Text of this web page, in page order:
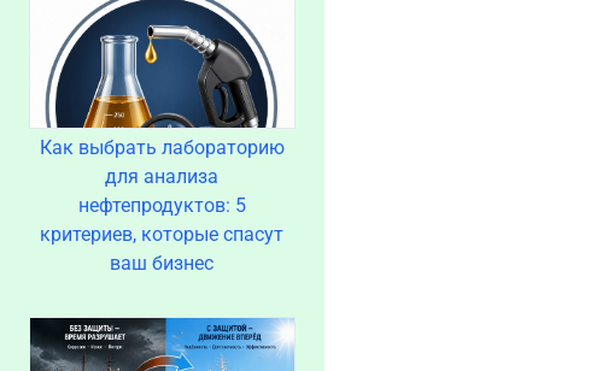
Как выбрать лабораторию
для анализа
нефтепродуктов: 5
критериев, которые спасут
ваш бизнес